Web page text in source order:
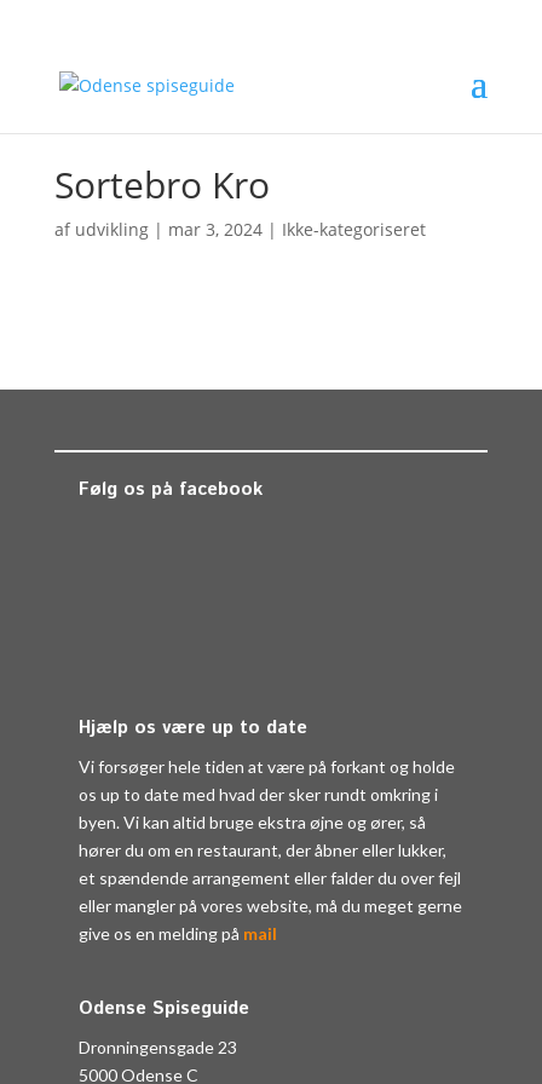
Sortebro Kro
af udvikling| mar 3, 2024| Ikke-kategoriseret
Følg os på facebook
Hjælp os være up to date
Vi forsøger hele tiden at være på forkant og holde
os up to date med hvad der sker rundt omkring i
byen. Vi kan altid bruge ekstra øjne og ører, så
hører du om en restaurant, der åbner eller lukker,
et spændende arrangement eller falder du over fejl
eller mangler på vores website, må du meget gerne
give os en melding på mail
Odense Spiseguide
Dronningensgade 23
5000 Odense C